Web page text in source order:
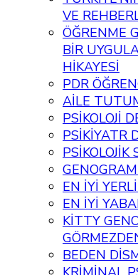
VE
ÖĞRENME
BİR
HİKAYESİ
PDR
AİLE
PSİKOLOJİ
PSİKİYATR
EN İYİ
EN İYİ
KİTTY
BEDEN